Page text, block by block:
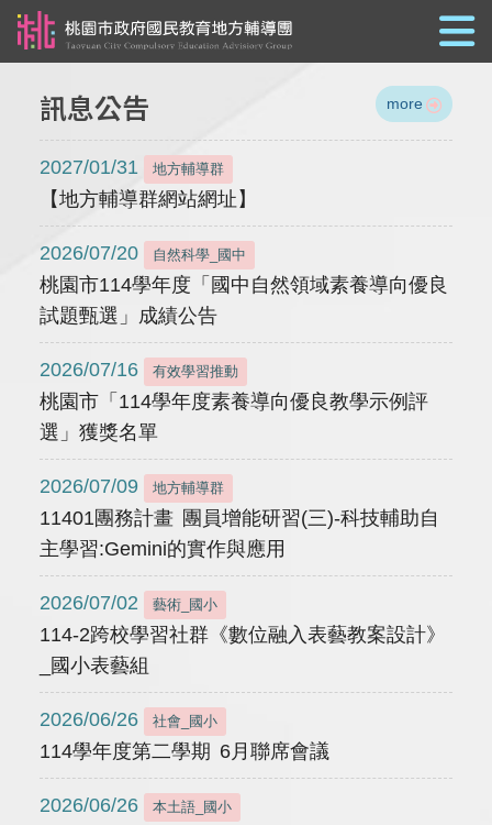
訊息公告 more
2027/01/31 地方輔導群
【地方輔導群網站網址】
2026/07/20 自然科學_國中
桃園市114學年度「國中自然領域素養導向優良
試題甄選」成績公告
2026/07/16 有效學習推動
桃園市「114學年度素養導向優良教學示例評
選」獲獎名單
2026/07/09 地方輔導群
11401團務計畫 團員增能研習(三)-科技輔助自
主學習:Gemini的實作與應用
2026/07/02 藝術_國小
114-2跨校學習社群《數位融入表藝教案設計》
_國小表藝組
2026/06/26 社會_國小
114學年度第二學期 6月聯席會議
2026/06/26 本土語_國小